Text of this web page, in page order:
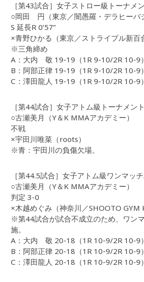
［第43試合］女子ストロー級トーナメ
○岡田 円（東京／闇愚羅・デラヒーバ
S 延長R 0’57”
×青野ひかる（東京／ストライプル新百
※三角締め
A：大内 敬 19-19（1R 9-10/2R 10-9）
B：阿部正律 19-19（1R 9-10/2R 10-9）
C：澤田龍人 19-19（1R 9-10/2R 10-9）
［第44試合］女子アトム級トーナメン
○古瀬美月（Y＆K MMAアカデミー）
不戦
×宇田川唯菜（roots）
※青：宇田川の負傷欠場。
［第44.5試合］女子アトム級ワンマッ
○古瀬美月（Y＆K MMAアカデミー）
判定 3-0
×木越めぐみ（神奈川／SHOOTO GYM
※第44試合が試合不成立のため、ワン
施。
A：大内 敬 20-18（1R 10-9/2R 10-9）
B：阿部正律 20-18（1R 10-9/2R 10-9）
C：澤田龍人 20-18（1R 10-9/2R 10-9）